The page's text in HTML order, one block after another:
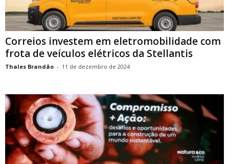
Correios investem em eletromobilidade com
frota de veículos elétricos da Stellantis
Thales Brandão - 11 de dezembro de 2024